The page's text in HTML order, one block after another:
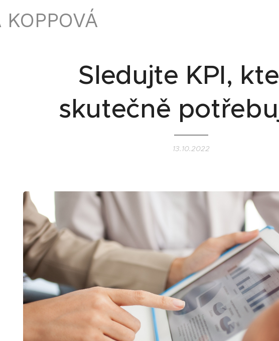
KOPPOVÁ
Sledujte KPI,
skutečně
13.10.2022